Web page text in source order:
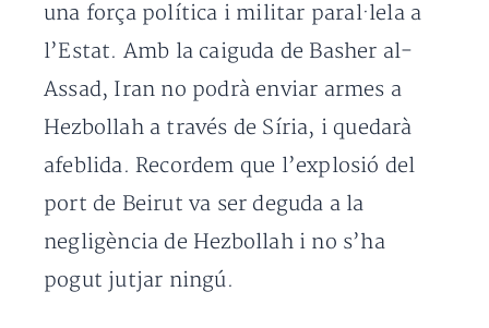
una força política i militar paral·lela a
l’Estat. Amb la caiguda de Basher al-
Assad, Iran no podrà enviar armes a
Hezbollah a través de Síria, i quedarà
afeblida. Recordem que l’explosió del
port de Beirut va ser deguda a la
negligència de Hezbollah i no s’ha
pogut jutjar ningú.